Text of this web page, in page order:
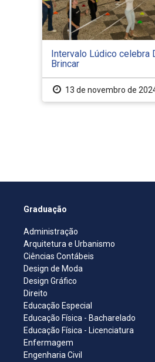
Intervalo Lúdico celebra
Brincar
13 de novembro de
Graduação
Administração
Arquitetura e Urbanismo
Ciências Contábeis
Design de Moda
Design Gráfico
Direito
Educação Especial
Educação Física - Bacharelado
Educação Física - Licenciatura
Enfermagem
Engenharia Civil